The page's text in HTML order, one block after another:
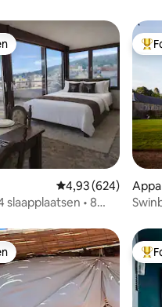
uit 5, 100 recensies
Gemiddelde
4,93 (624)
slaapplaatsen • 8